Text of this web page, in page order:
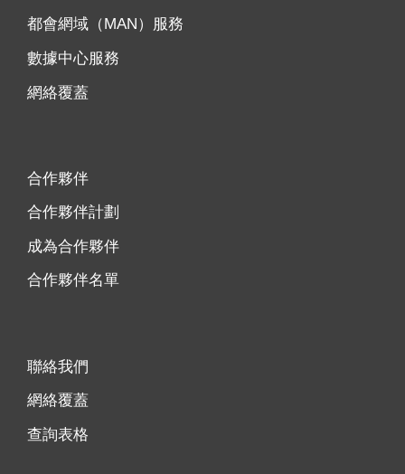
都會網域（MAN）服務
數據中心服務
網絡覆蓋
合作夥伴
合作夥伴計劃
成為合作夥伴
合作夥伴名單
聯絡我們
網絡覆蓋
查詢表格